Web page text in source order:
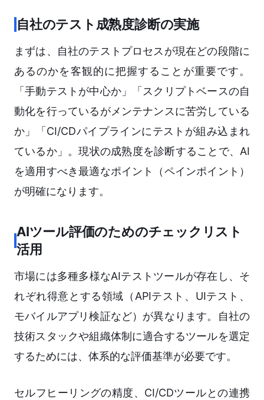
自社のテスト成熟度診断の実施
まずは、自社のテストプロセスが現在どの段階に
あるのかを客観的に把握することが重要です。
「手動テストが中心か」「スクリプトベースの自
動化を行っているがメンテナンスに苦労している
か」「CI/CDパイプラインにテストが組み込まれ
ているか」。現状の成熟度を診断することで、AI
を適用すべき最適なポイント（ペインポイント）
が明確になります。
AIツール評価のためのチェックリスト
活用
市場には多種多様なAIテストツールが存在し、そ
れぞれ得意とする領域（APIテスト、UIテスト、
モバイルアプリ検証など）が異なります。自社の
技術スタックや組織体制に適合するツールを選定
するためには、体系的な評価基準が必要です。
セルフヒーリングの精度、CI/CDツールとの連携